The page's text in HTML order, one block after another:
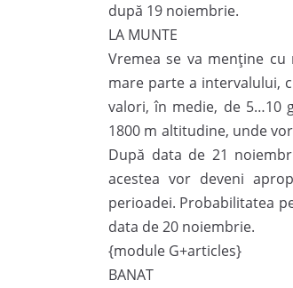
după 19 noiembrie.
LA MUNTE
Vremea se va menține
mare parte a intervalului,
valori, în medie, de 5…10
1800 m altitudine, unde
După data de 21
acestea vor deveni
perioadei. Probabilitatea
data de 20 noiembrie.
{module G+articles}
BANAT